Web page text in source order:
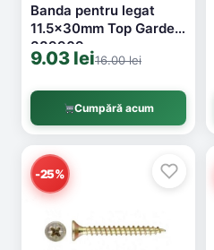
Banda pentru legat
11.5x30mm Top Garden
389909
9.03 lei16.00 lei
Cumpără acum
-25%